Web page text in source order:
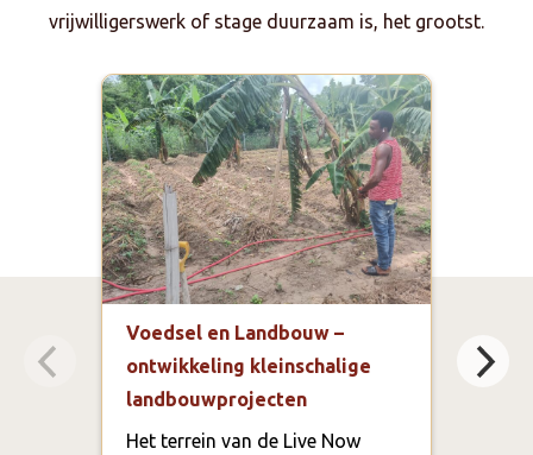
vrijwilligerswerk of stage duurzaam is, het grootst.
Voedsel en Landbouw –
ontwikkeling kleinschalige
landbouwprojecten
Het terrein van de Live Now